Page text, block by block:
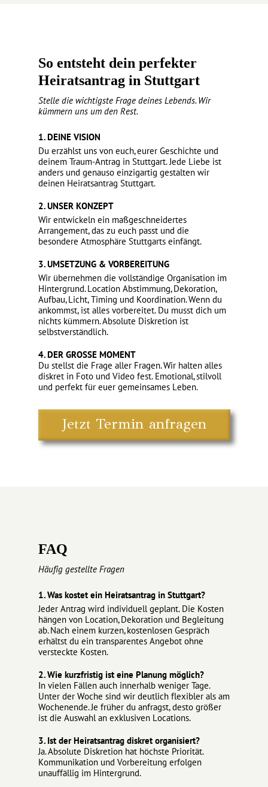
So entsteht dein perfekter
Heiratsantrag in Stuttgart
Stelle die wichtigste Frage deines Lebends. Wir
kümmern uns um den Rest.
1. DEINE VISION
Du erzählst uns von euch, eurer Geschichte und
deinem Traum-Antrag in Stuttgart. Jede Liebe ist
anders und genauso einzigartig gestalten wir
deinen Heiratsantrag Stuttgart.
2. UNSER KONZEPT
Wir entwickeln ein maßgeschneidertes
Arrangement, das zu euch passt und die
besondere Atmosphäre Stuttgarts einfängt.
3. UMSETZUNG & VORBEREITUNG
Wir übernehmen die vollständige Organisation im
Hintergrund. Location Abstimmung, Dekoration,
Aufbau, Licht, Timing und Koordination. Wenn du
ankommst, ist alles vorbereitet. Du musst dich um
nichts kümmern. Absolute Diskretion ist
selbstverständlich.
4. DER GROSSE MOMENT
Du stellst die Frage aller Fragen. Wir halten alles
diskret in Foto und Video fest. Emotional, stilvoll
und perfekt für euer gemeinsames Leben.
Jetzt Termin anfragen
FAQ
Häufig gestellte Fragen
1. Was kostet ein Heiratsantrag in Stuttgart?
Jeder Antrag wird individuell geplant. Die Kosten
hängen von Location, Dekoration und Begleitung
ab. Nach einem kurzen, kostenlosen Gespräch
erhältst du ein transparentes Angebot ohne
versteckte Kosten.
2. Wie kurzfristig ist eine Planung möglich?
In vielen Fällen auch innerhalb weniger Tage.
Unter der Woche sind wir deutlich flexibler als am
Wochenende. Je früher du anfragst, desto größer
ist die Auswahl an exklusiven Locations.
3. Ist der Heiratsantrag diskret organisiert?
Ja. Absolute Diskretion hat höchste Priorität.
Kommunikation und Vorbereitung erfolgen
unauffällig im Hintergrund.